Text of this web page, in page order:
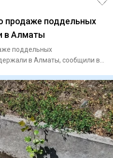
продаже поддельных
в Алматы
поддельных
в Алматы, сообщили в